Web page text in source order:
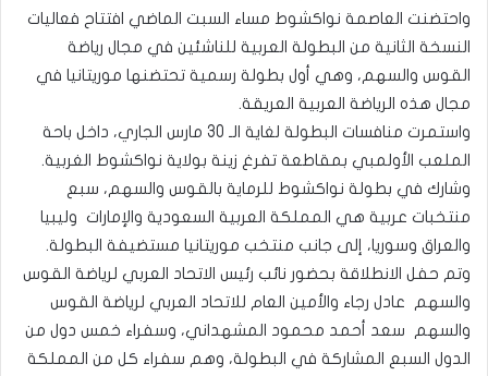
واحتضنت العاصمة نواكشوط مساء السبت الماضي افتتاح فعاليات
النسخة الثانية من البطولة العربية للناشئين في مجال رياضة
القوس والسهم، وهي أول بطولة رسمية تحتضنها موريتانيا في
مجال هذه الرياضة العربية العريقة.
واستمرت منافسات البطولة لغاية الـ 30 مارس الجاري، داخل باحة
الملعب الأولمبي بمقاطعة تفرغ زينة بولاية نواكشوط الغربية.
وشارك في بطولة نواكشوط للرماية بالقوس والسهم، سبع
منتخبات عربية هي المملكة العربية السعودية والإمارات وليبيا
والعراق وسوريا، إلى جانب منتخب موريتانيا مستضيفة البطولة.
وتم حفل الانطلاقة بحضور نائب رئيس الاتحاد العربي لرياضة القوس
والسهم عادل رجاء والأمين العام للاتحاد العربي لرياضة القوس
والسهم سعد أحمد محمود المشهداني، وسفراء خمس دول من
الدول السبع المشاركة في البطولة، وهم سفراء كل من المملكة